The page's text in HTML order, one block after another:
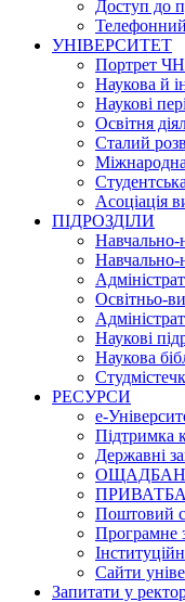
Доступ до
УНІВЕРСИТЕТ
Портрет
Наукова й
Наукові
Освітня
Сталий
Міжнародна
Асоціація
ПІДРОЗДІЛИ
Навчально-
Навчально-
Освітньо-
Наукові
Наукова
РЕСУРСИ
е-
Підтримка
Державні
Поштовий
Програмне
Сайти
Запитати у